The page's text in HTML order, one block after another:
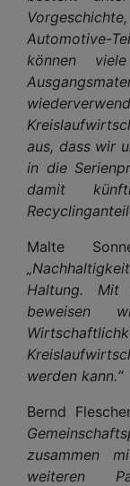
Automotive-
können
aus, dass wir
in die
damit
Malte
Haltung. Mit
beweisen
werden kann.“
Bernd
zusammen
weiteren